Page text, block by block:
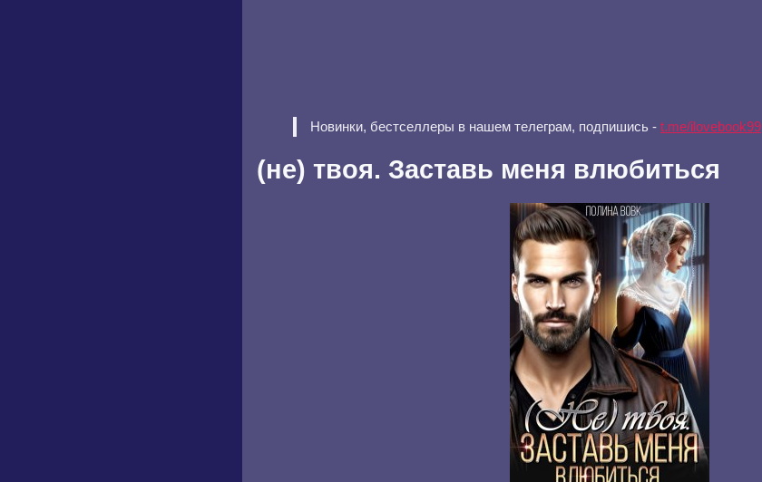
Новинки, бестселлеры в нашем телеграм, подпишись - t.me/ilovebook99
(не) твоя. Заставь меня влюбиться